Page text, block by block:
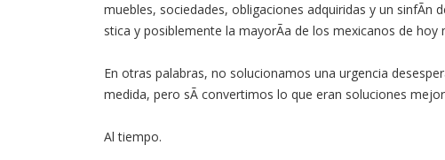
muebles, sociedades, obligaciones adquiridas y un sinfÃ­n
stica y posiblemente la mayorÃ­a de los mexicanos de hoy
En otras palabras, no solucionamos una urgencia
medida, pero sÃ­ convertimos lo que eran soluciones
Al tiempo.